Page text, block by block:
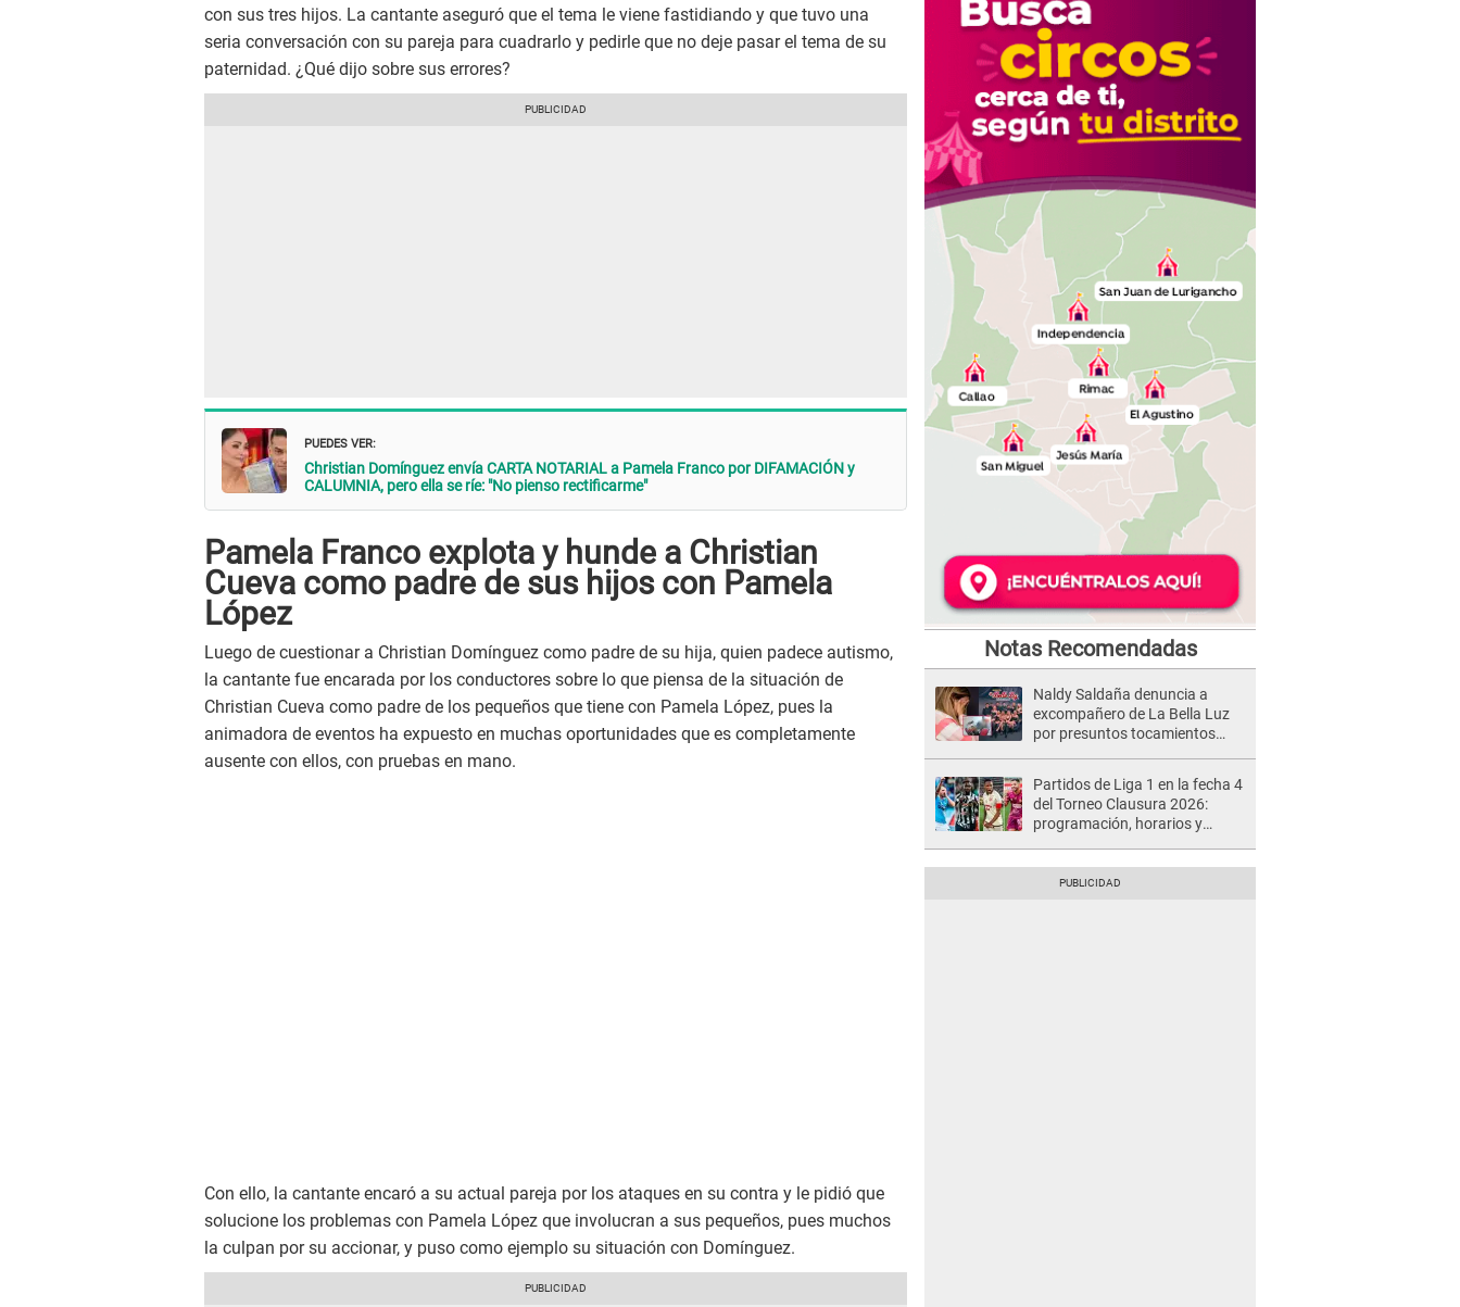
con sus tres hijos. La cantante aseguró que el tema le viene fastidiando y que tuvo una
seria conversación con su pareja para cuadrarlo y pedirle que no deje pasar el tema de su
paternidad. ¿Qué dijo sobre sus errores?
PUEDES VER:
Christian Domínguez envía CARTA NOTARIAL a Pamela Franco por DIFAMACIÓN y
CALUMNIA, pero ella se ríe: "No pienso rectificarme"
Pamela Franco explota y hunde a Christian
Cueva como padre de sus hijos con Pamela
López
Luego de cuestionar a Christian Domínguez como padre de su hija, quien padece autismo,
la cantante fue encarada por los conductores sobre lo que piensa de la situación de
Christian Cueva como padre de los pequeños que tiene con Pamela López, pues la
animadora de eventos ha expuesto en muchas oportunidades que es completamente
ausente con ellos, con pruebas en mano.
Con ello, la cantante encaró a su actual pareja por los ataques en su contra y le pidió que
solucione los problemas con Pamela López que involucran a sus pequeños, pues muchos
la culpan por su accionar, y puso como ejemplo su situación con Domínguez.
Notas Recomendadas
Naldy Saldaña denuncia a
excompañero de La Bella Luz
por presuntos tocamientos
Partidos de Liga 1 en la fecha 4
del Torneo Clausura 2026:
programación, horarios y